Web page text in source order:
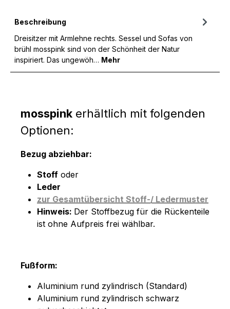
Beschreibung
Dreisitzer mit Armlehne rechts. Sessel und Sofas von
brühl mosspink sind von der Schönheit der Natur
inspiriert. Das ungewöh… Mehr
mosspink erhältlich mit folgenden
Optionen:
Bezug abziehbar:
Stoff oder
Leder
zur Gesamtübersicht Stoff-/ Ledermuster
Hinweis: Der Stoffbezug für die Rückenteile
ist ohne Aufpreis frei wählbar.
Fußform:
Aluminium rund zylindrisch (Standard)
Aluminium rund zylindrisch schwarz